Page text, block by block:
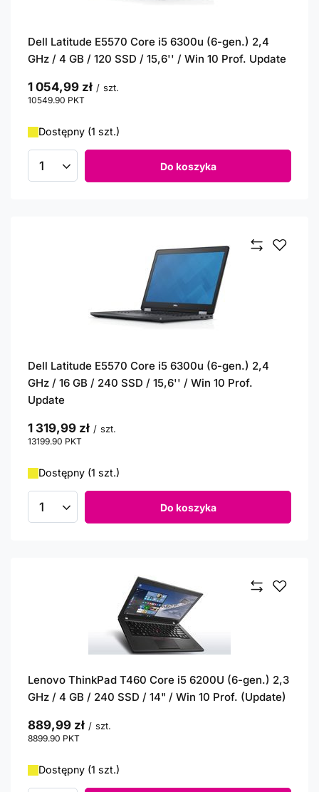
Dell Latitude E5570 Core i5 6300u (6-gen.) 2,4
GHz / 4 GB / 120 SSD / 15,6'' / Win 10 Prof. Update
1 054,99 zł / szt.
10549.90 PKT
Dostępny (1 szt.)
Ilość produktów Do koszyka
Dell Latitude E5570 Core i5 6300u (6-gen.) 2,4
GHz / 16 GB / 240 SSD / 15,6'' / Win 10 Prof.
Update
1 319,99 zł / szt.
13199.90 PKT
Dostępny (1 szt.)
Ilość produktów Do koszyka
Lenovo ThinkPad T460 Core i5 6200U (6-gen.) 2,3
GHz / 4 GB / 240 SSD / 14" / Win 10 Prof. (Update)
889,99 zł / szt.
8899.90 PKT
Dostępny (1 szt.)